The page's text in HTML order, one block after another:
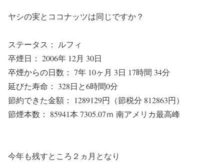
ヤシの実とココナッツは同じですか？
ステータス： ルフィ
卒煙日： 2006年 12月 30日
卒煙からの日数： 7年 10ヶ月 3日 17時間 34分
延びた寿命： 328日と6時間0分
節約できた金額： 1289129円（節税分 812863円）
節煙本数： 85941本 7305.07ｍ 南アメリカ最高峰
今年も残すところ２ヵ月となり